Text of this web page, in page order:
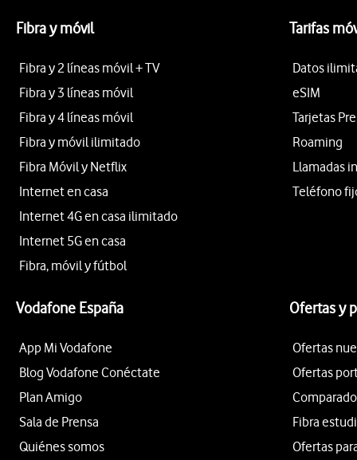
Fibra y móvil
Fibra y 2 líneas móvil + TV
Fibra y 3 líneas móvil
Fibra y 4 líneas móvil
Fibra y móvil ilimitado
Fibra Móvil y Netflix
Internet en casa
Internet 4G en casa ilimitado
Internet 5G en casa
Fibra, móvil y fútbol
Tarifas
Datos
eSIM
Tarjetas
Roaming
Llamadas
Teléfono
Vodafone España
App Mi Vodafone
Blog Vodafone Conéctate
Plan Amigo
Sala de Prensa
Quiénes somos
Ofertas y
Ofertas
Ofertas
Fibra
Ofertas